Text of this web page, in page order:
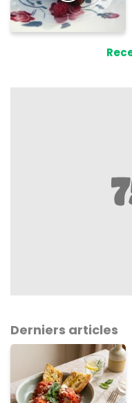
Derniers articles